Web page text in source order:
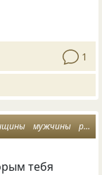
1
мужчины расставания
тебя